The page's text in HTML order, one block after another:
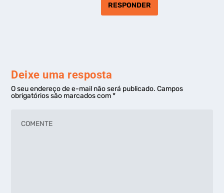
RESPONDER
Deixe uma resposta
O seu endereço de e-mail não será publicado. Campos
obrigatórios são marcados com*